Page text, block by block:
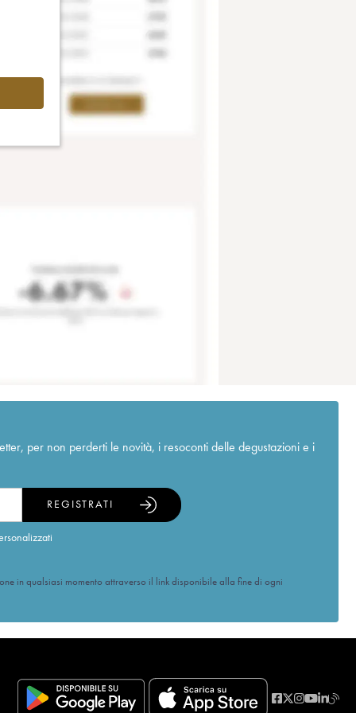
per non perderti le novità, i resoconti delle degustazioni e i
REGISTRATI
in qualsiasi momento attraverso il link disponibile alla fine di ogni